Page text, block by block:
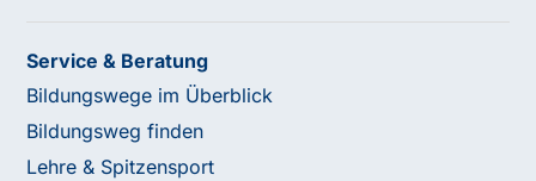
Service & Beratung
Bildungswege im Überblick
Bildungsweg finden
Lehre & Spitzensport